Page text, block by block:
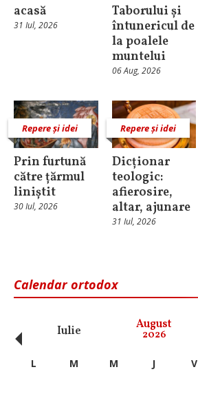
acasă
31 Iul, 2026
Taborului și
întunericul de
la poalele
muntelui
06 Aug, 2026
Repere și idei
Prin furtună
către țărmul
liniștit
30 Iul, 2026
Repere și idei
Dicționar
teologic:
afierosire,
altar, ajunare
31 Iul, 2026
Calendar ortodox
Iulie August
2026
‹ L M M J V